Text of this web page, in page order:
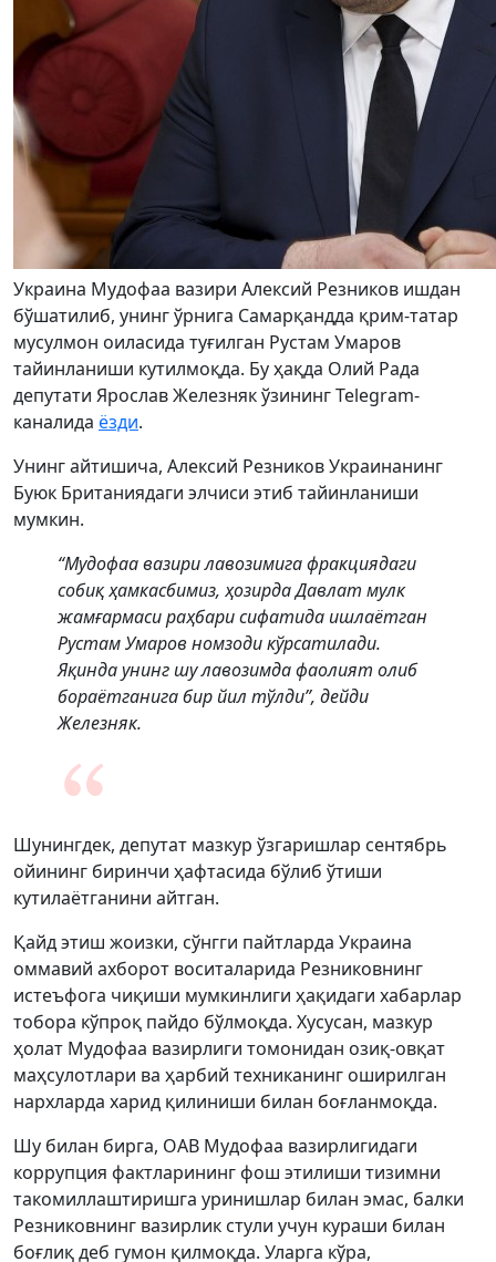
Украина Мудофаа вазири Алексий Резников ишдан
бўшатилиб, унинг ўрнига Самарқандда қрим-татар
мусулмон оиласида туғилган Рустам Умаров
тайинланиши кутилмоқда. Бу ҳақда Олий Рада
депутати Ярослав Железняк ўзининг Telegram-
каналида ёзди.
Унинг айтишича, Алексий Резников Украинанинг
Буюк Британиядаги элчиси этиб тайинланиши
мумкин.
“Мудофаа вазири лавозимига фракциядаги
собиқ ҳамкасбимиз, ҳозирда Давлат мулк
жамғармаси раҳбари сифатида ишлаётган
Рустам Умаров номзоди кўрсатилади.
Яқинда унинг шу лавозимда фаолият олиб
бораётганига бир йил тўлди”, дейди
Железняк.
Шунингдек, депутат мазкур ўзгаришлар сентябрь
ойининг биринчи ҳафтасида бўлиб ўтиши
кутилаётганини айтган.
Қайд этиш жоизки, сўнгги пайтларда Украина
оммавий ахборот воситаларида Резниковнинг
истеъфога чиқиши мумкинлиги ҳақидаги хабарлар
тобора кўпроқ пайдо бўлмоқда. Хусусан, мазкур
ҳолат Мудофаа вазирлиги томонидан озиқ-овқат
маҳсулотлари ва ҳарбий техниканинг оширилган
нархларда харид қилиниши билан боғланмоқда.
Шу билан бирга, ОАВ Мудофаа вазирлигидаги
коррупция фактларининг фош этилиши тизимни
такомиллаштиришга уринишлар билан эмас, балки
Резниковнинг вазирлик стули учун кураши билан
боғлиқ деб гумон қилмоқда. Уларга кўра,